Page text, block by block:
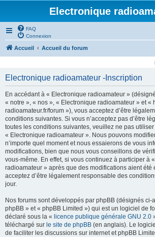
Electronique
FAQ
Connexion
Accueil Accueil du forum
Electronique radioamateur -Inscription
En accédant à « Electronique radioamateur »
« notre », « nos », « Electronique radioamateur » et «
radioamateur.fr/forum »), vous acceptez d’être
conditions suivantes. Si vous n’acceptez pas d’être
toutes les conditions suivantes, veuillez ne pas
« Electronique radioamateur ». Nous pouvons
n’importe quel moment et nous essaierons de vous
modifications, bien que nous vous conseillons de
vous-même. En effet, si vous continuez à participer à
radioamateur » après que des modifications aient été
acceptez d’être légalement responsable des
jour.
Nos forums sont développés par phpBB (désignés ci-
phpBB » et « phpBB Limited ») qui est un logiciel de
déclaré sous la « licence publique générale GNU 2.0
téléchargé sur le site de phpBB (en anglais). Le
de faciliter les discussions sur internet et phpBB